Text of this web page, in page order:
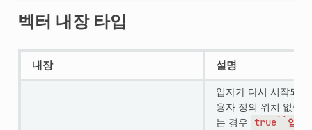
벡터 내장 타입
내장 설명
입자가 다시 시작되거
용자 정의 위치 없이
는 경우 true``입니